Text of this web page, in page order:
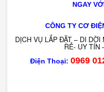
NGAY
CÔNG TY CƠ
DỊCH VỤ LẮP ĐẶT – DI DỜI
RẺ- UY TÍN
Điện Thoại: 0969